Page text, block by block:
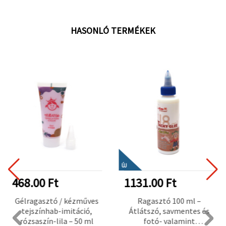
HASONLÓ TERMÉKEK
468.00 Ft
Gélragasztó / kézműves
tejszínhab-imitáció,
rózsaszín-lila – 50 ml
ÚJ
1131.00 Ft
Ragasztó 100 ml –
Átlátszó, savmentes és
fotó- valamint